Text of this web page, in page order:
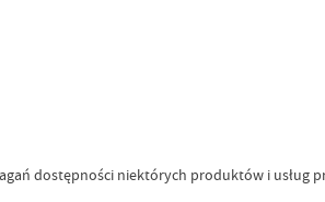
dostępności niektórych produktów i usług